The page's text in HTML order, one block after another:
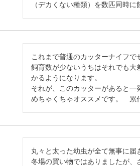
（デカくない種類）を数匹同時
これまで普通のカッターナイフで
飼育数が少ないうちはそれでも
かるようになります。
それが、このカッターがあると一
めちゃくちゃオススメです。　累
丸々と太った幼虫が全て無事に届
冬場の買い物ではありましたが、